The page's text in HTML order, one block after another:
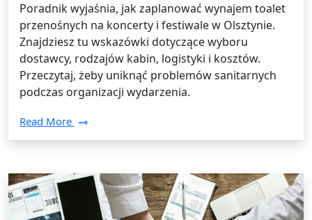
Poradnik wyjaśnia, jak zaplanować wynajem toalet
przenośnych na koncerty i festiwale w Olsztynie.
Znajdziesz tu wskazówki dotyczące wyboru
dostawcy, rodzajów kabin, logistyki i kosztów.
Przeczytaj, żeby uniknąć problemów sanitarnych
podczas organizacji wydarzenia.
Read More